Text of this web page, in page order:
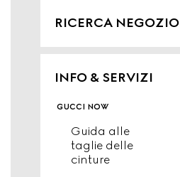
RICERCA NEGOZIO
INFO & SERVIZI
gucci now
Guida alle
taglie delle
cinture